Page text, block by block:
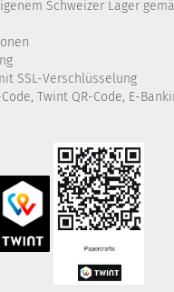
Schweizer Lager
SSL-Verschlüsselung
Twint QR-Code, E-